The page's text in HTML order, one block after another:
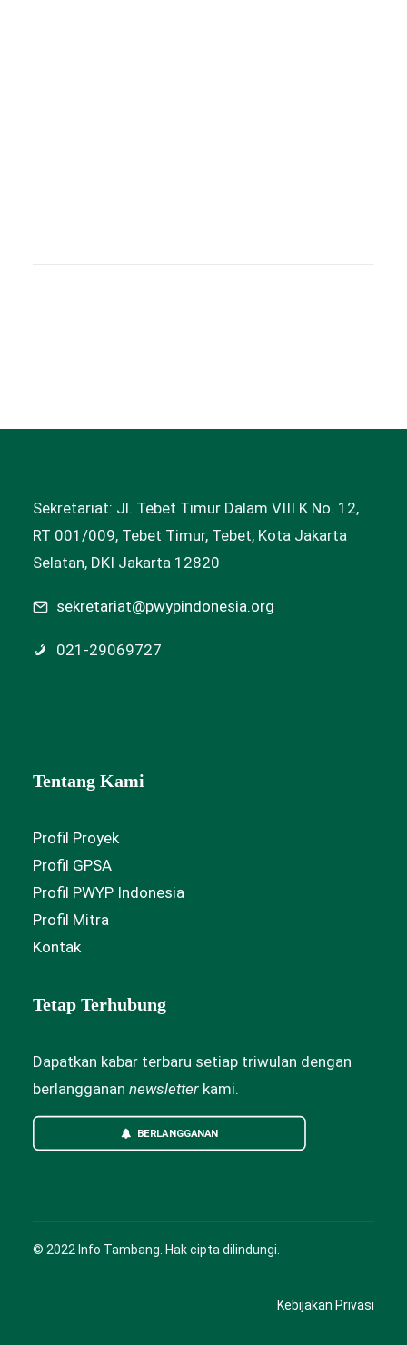
Sekretariat: Jl. Tebet Timur Dalam VIII K No. 12,
RT 001/009, Tebet Timur, Tebet, Kota Jakarta
Selatan, DKI Jakarta 12820
sekretariat@pwypindonesia.org
021-29069727
Tentang Kami
Profil Proyek
Profil GPSA
Profil PWYP Indonesia
Profil Mitra
Kontak
Tetap Terhubung
Dapatkan kabar terbaru setiap triwulan dengan
berlangganan newsletter kami.
BERLANGGANAN
© 2022 Info Tambang. Hak cipta dilindungi.
Kebijakan Privasi